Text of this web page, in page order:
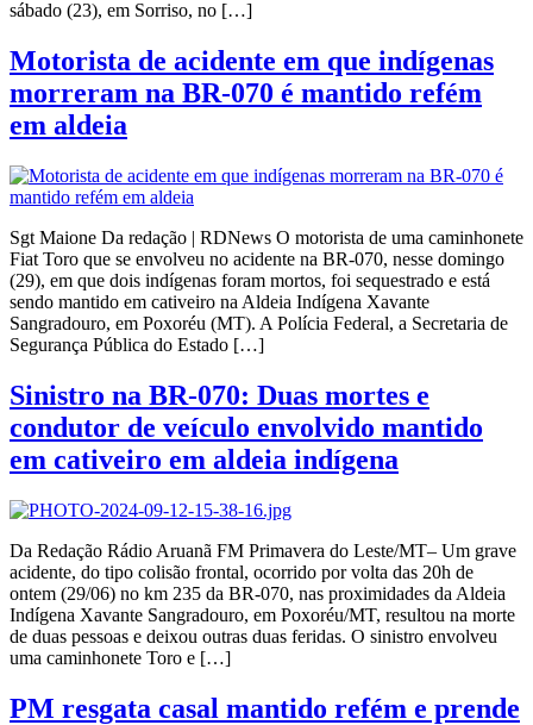
sábado (23), em Sorriso, no […]
Motorista de acidente em que indígenas
morreram na BR-070 é mantido refém
em aldeia
Sgt Maione Da redação | RDNews O motorista de uma caminhonete
Fiat Toro que se envolveu no acidente na BR-070, nesse domingo
(29), em que dois indígenas foram mortos, foi sequestrado e está
sendo mantido em cativeiro na Aldeia Indígena Xavante
Sangradouro, em Poxoréu (MT). A Polícia Federal, a Secretaria de
Segurança Pública do Estado […]
Sinistro na BR-070: Duas mortes e
condutor de veículo envolvido mantido
em cativeiro em aldeia indígena
Da Redação Rádio Aruanã FM Primavera do Leste/MT– Um grave
acidente, do tipo colisão frontal, ocorrido por volta das 20h de
ontem (29/06) no km 235 da BR-070, nas proximidades da Aldeia
Indígena Xavante Sangradouro, em Poxoréu/MT, resultou na morte
de duas pessoas e deixou outras duas feridas. O sinistro envolveu
uma caminhonete Toro e […]
PM resgata casal mantido refém e prende